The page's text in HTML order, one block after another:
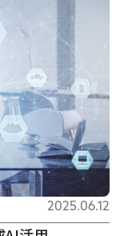
2025.06.12